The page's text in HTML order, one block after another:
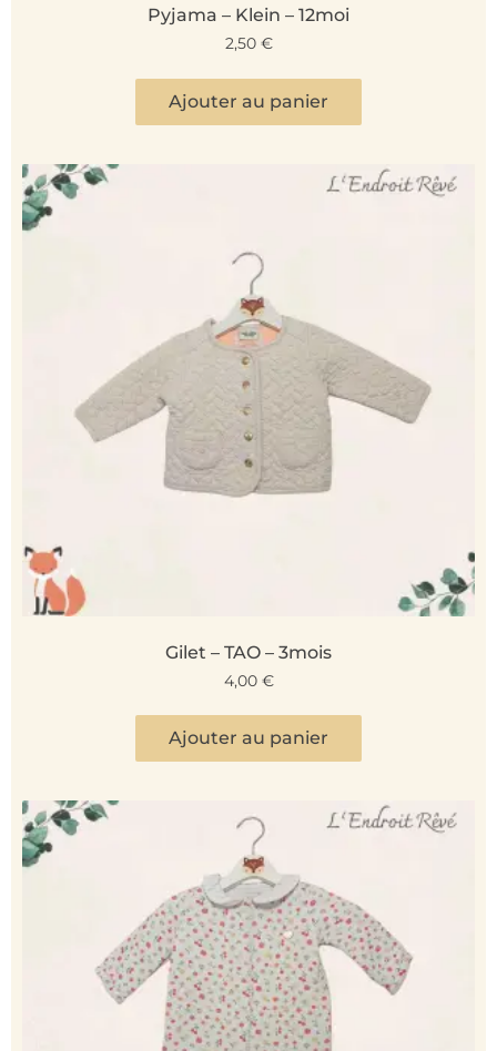
Pyjama – Klein – 12moi
2,50 €
Ajouter au panier
Gilet – TAO – 3mois
4,00 €
Ajouter au panier